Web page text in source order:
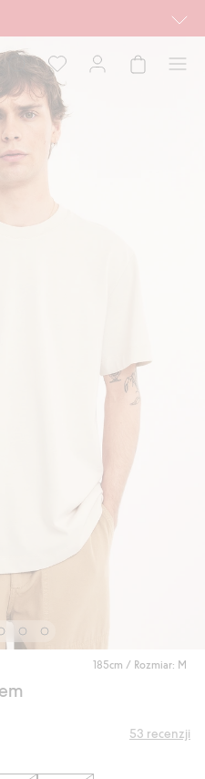
i Newbie oraz na kappahl.com. Ofert
Dziecko
185cm / Rozmiar: M
53 recenzji